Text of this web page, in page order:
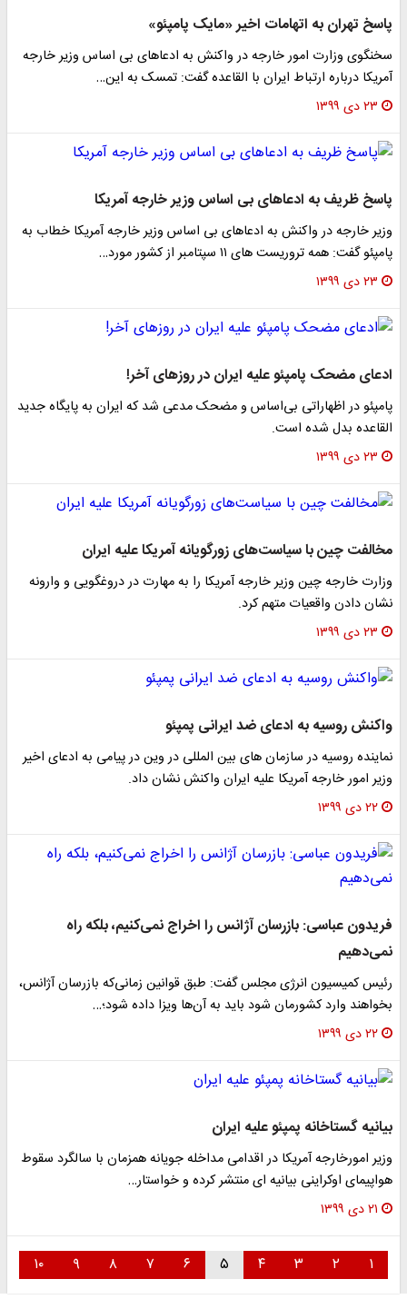
پاسخ تهران به اتهامات اخیر «مایک پامپئو»
سخنگوی وزارت امور خارجه در واکنش به ادعاهای بی اساس وزیر خارجه
آمریکا درباره ارتباط ایران با القاعده گفت: تمسک به این…
۲۳ دی ۱۳۹۹
پاسخ ظریف به ادعاهای بی اساس وزیر خارجه آمریکا
وزیر خارجه در واکنش به ادعاهای بی اساس وزیر خارجه آمریکا خطاب به
پامپئو گفت: همه تروریست های ۱۱ سپتامبر از کشور مورد…
۲۳ دی ۱۳۹۹
ادعای مضحک پامپئو علیه ایران در روز‌های آخر!
پامپئو در اظهاراتی بی‌اساس و مضحک مدعی شد که ایران به پایگاه جدید
القاعده بدل شده است.
۲۳ دی ۱۳۹۹
مخالفت چین با سیاست‌های زورگویانه آمریکا علیه ایران
وزارت خارجه چین وزیر خارجه آمریکا را به مهارت در دروغگویی و وارونه
نشان دادن واقعیات متهم کرد.
۲۳ دی ۱۳۹۹
واکنش روسیه به ادعای ضد ایرانی پمپئو
نماینده روسیه در سازمان های بین المللی در وین در پیامی به ادعای اخیر
وزیر امور خارجه آمریکا علیه ایران واکنش نشان داد.
۲۲ دی ۱۳۹۹
فریدون عباسی: بازرسان آژانس را اخراج نمی‌کنیم، بلکه راه
نمی‌دهیم
رئیس کمیسیون انرژی مجلس گفت: طبق قوانین زمانی‌که بازرسان آژانس،
بخواهند وارد کشورمان شود باید به آن‌ها ویزا داده شود؛…
۲۲ دی ۱۳۹۹
بیانیه گستاخانه پمپئو علیه ایران
وزیر امورخارجه آمریکا در اقدامی مداخله جویانه همزمان با سالگرد سقوط
هواپیمای اوکراینی بیانیه ای منتشر کرده و خواستار…
۲۱ دی ۱۳۹۹
۱ ۲ ۳ ۴ ۵ ۶ ۷ ۸ ۹ ۱۰